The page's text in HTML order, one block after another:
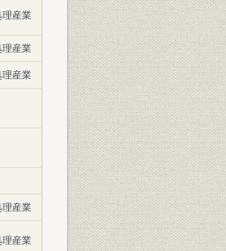
理産業
理産業
理産業
理産業
理産業